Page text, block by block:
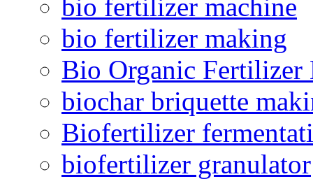
bio fertilizer machine
bio fertilizer making
Bio Organic Fertilizer
biochar briquette
Biofertilizer
biofertilizer granulator